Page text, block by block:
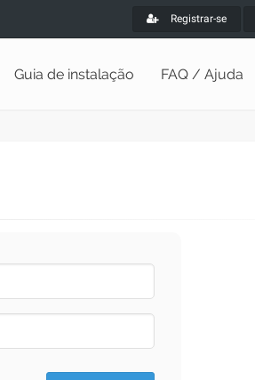
Registrar-se
Guia de instalação FAQ / Ajuda